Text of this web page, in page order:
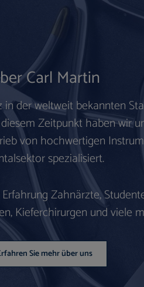
Carl Martin
der weltweit bekannten
Zeitpunkt haben wir
von hochwertigen
spezialisiert.
Zahnärzte,
Kieferchirurgen und viele
Sie mehr über uns